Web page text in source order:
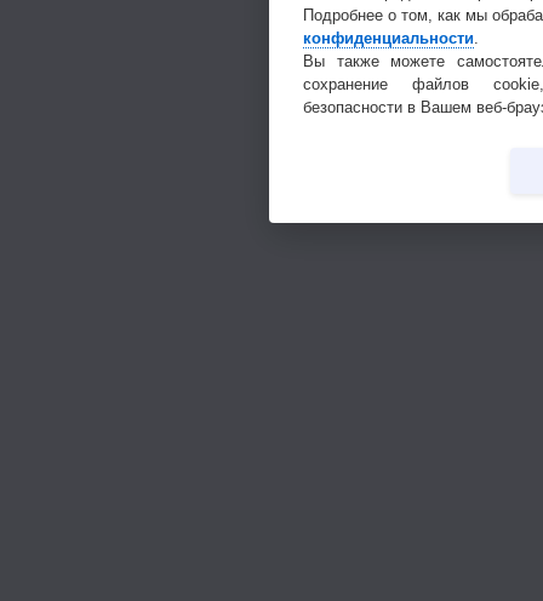
Подробнее о том, как мы
конфиденциальности
Вы также можете
сохранение файлов
безопасности в Вашем веб-